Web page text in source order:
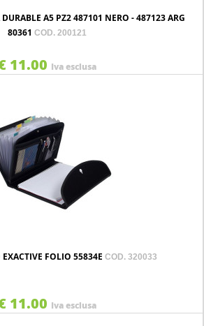
A5 PZ2 487101 NERO - 487123 ARG
80361 COD. 200121
11.00 Iva esclusa
EXACTIVE FOLIO 55834E COD. 320033
11.00 Iva esclusa